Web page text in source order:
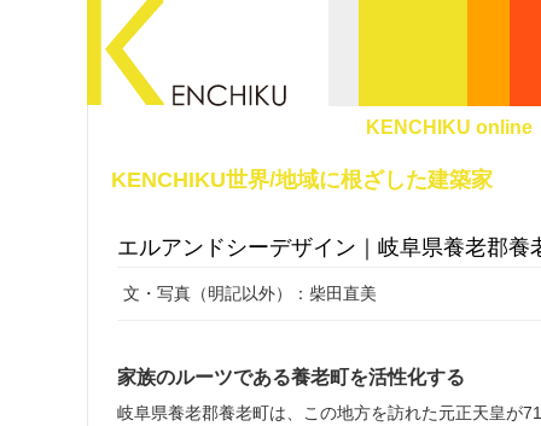
KENCHIKU online
KENCHIKU世界/地域に根ざした建築家
エルアンドシーデザイン｜岐阜県養老郡
文・写真（明記以外）：柴田直美
家族のルーツである養老町を活性化する
岐阜県養老郡養老町は、この地方を訪れた元正天皇が